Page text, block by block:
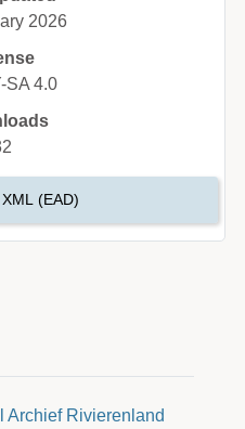
Archief Rivierenland
2026
SA 4.0
(EAD)